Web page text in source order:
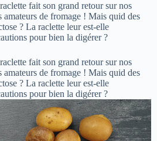
fait son grand retour sur nos
amateurs de fromage ! Mais quid des
? La raclette leur est-elle
pour bien la digérer ?
fait son grand retour sur nos
amateurs de fromage ! Mais quid des
? La raclette leur est-elle
pour bien la digérer ?